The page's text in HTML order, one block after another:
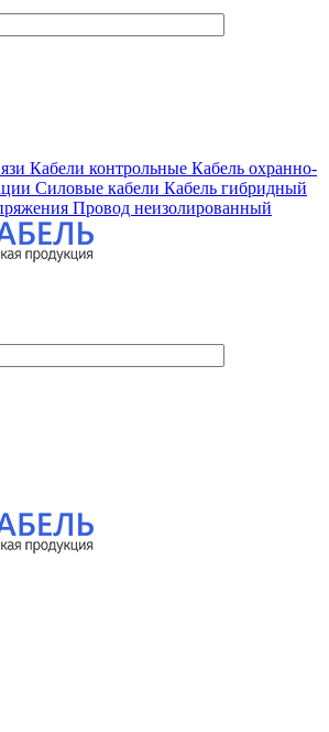
Кабели контрольные Кабель охранно-
Силовые кабели Кабель гибридный
Провод неизолированный